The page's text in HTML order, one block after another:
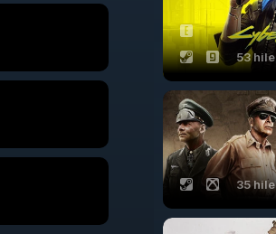
53 hile
35 hile